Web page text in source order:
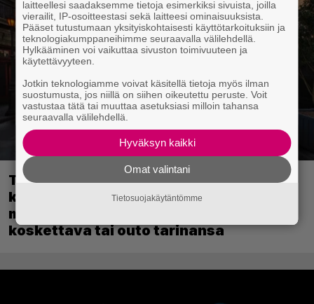
Tulevassa ajopelissä voi kokea
kyytipalveluyrittäjän arjen – jokaisella
matkustajalla on oma hulvaton,
koskettava tai outo tarinansa
laitteellesi saadaksemme tietoja esimerkiksi sivuista, joilla
vierailit, IP-osoitteestasi sekä laitteesi ominaisuuksista.
Pääset tutustumaan yksityiskohtaisesti käyttötarkoituksiin ja
teknologiakumppaneihimme seuraavalla välilehdellä.
Hylkääminen voi vaikuttaa sivuston toimivuuteen ja
käytettävyyteen.
Jotkin teknologiamme voivat käsitellä tietoja myös ilman
suostumusta, jos niillä on siihen oikeutettu peruste. Voit
vastustaa tätä tai muuttaa asetuksiasi milloin tahansa
seuraavalla välilehdellä.
Hyväksyn kaikki
Omat valintani
Tietosuojakäytäntömme